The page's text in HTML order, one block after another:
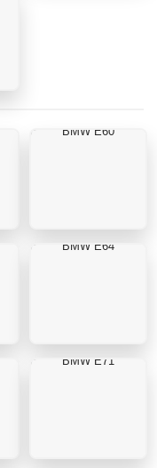
BMW E60
BMW E64
BMW E71